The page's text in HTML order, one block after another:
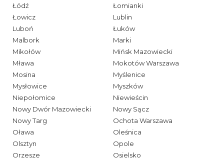
Łódź
Łomianki
Łowicz
Lublin
Luboń
Łuków
Malbork
Marki
Mikołów
Mińsk Mazowiecki
Mława
Mokotów Warszawa
Mosina
Myślenice
Mysłowice
Myszków
Niepołomice
Niewieścin
Nowy Dwór Mazowiecki
Nowy Sącz
Nowy Targ
Ochota Warszawa
Oława
Oleśnica
Olsztyn
Opole
Orzesze
Osielsko